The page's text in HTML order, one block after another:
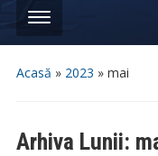
Acasă » 2023 » mai
Arhiva Lunii: